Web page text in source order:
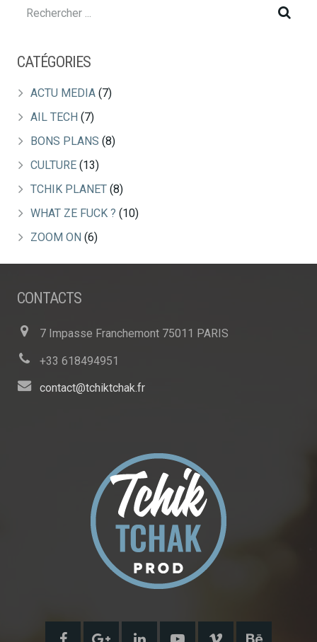
CATÉGORIES
ACTU MEDIA (7)
AIL TECH (7)
BONS PLANS (8)
CULTURE (13)
TCHIK PLANET (8)
WHAT ZE FUCK ? (10)
ZOOM ON (6)
CONTACTS
7 Impasse Franchemont 75011 PARIS
+33 618494951
contact@tchiktchak.fr